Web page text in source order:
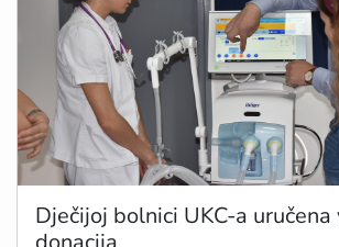
Dječijoj bolnici UKC-a